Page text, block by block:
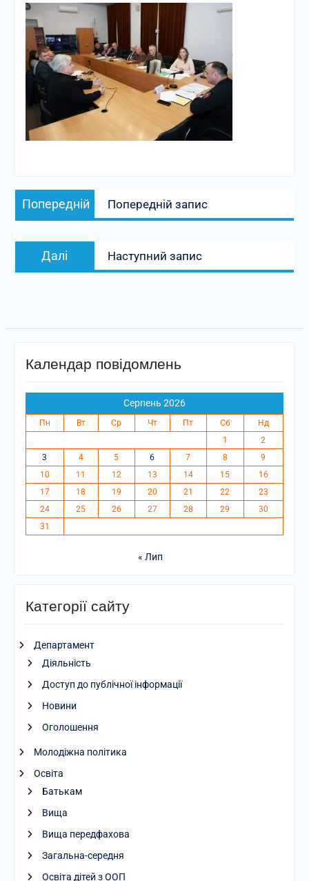
Навігація
записів
Попередній
Попередній
запис:
Попередній запис
Далі
запис:
Наступний запис
Календар повідомлень
Серпень 2026
Пн Вт Ср Чт Пт Сб
Нд
1
2
3
4 5 6 7 8
9
10
11 12 13 14 15
16
17
18 19 20 21 22
23
24
25 26 27 28 29
30
31
« Лип
Категорії сайту
Департамент
Діяльність
Доступ до публічної інформації
Новини
Оголошення
Молодіжна політика
Освіта
Батькам
Вища
Вища передфахова
Загальна-середня
Освіта дітей з ООП